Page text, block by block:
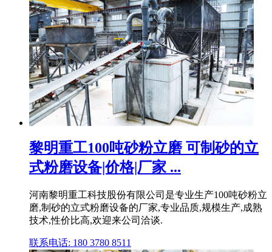
黎明重工100吨砂粉立磨 可制砂的立
式粉磨设备|价格|厂家 ...
河南黎明重工科技股份有限公司是专业生产100吨砂粉立
磨,制砂的立式粉磨设备的厂家,专业品质,规模生产,成熟
技术,性价比高,欢迎来公司洽谈.
联系电话: 180 3780 8511